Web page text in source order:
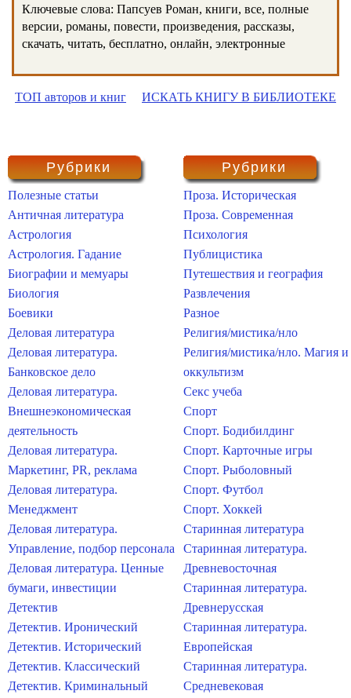
Ключевые слова: Папсуев Роман, книги, все, полные
версии, романы, повести, произведения, рассказы,
скачать, читать, бесплатно, онлайн, электронные
ТОП авторов и книг ИСКАТЬ КНИГУ В БИБЛИОТЕКЕ
Рубрики
Полезные статьи
Античная литература
Астрология
Астрология. Гадание
Биографии и мемуары
Биология
Боевики
Деловая литература
Деловая литература.
Банковское дело
Деловая литература.
Внешнеэкономическая
деятельность
Деловая литература.
Маркетинг, PR, реклама
Деловая литература.
Менеджмент
Деловая литература.
Управление, подбор персонала
Деловая литература. Ценные
бумаги, инвестиции
Детектив
Детектив. Иронический
Детектив. Исторический
Детектив. Классический
Детектив. Криминальный
Рубрики
Проза. Историческая
Проза. Современная
Психология
Публицистика
Путешествия и география
Развлечения
Разное
Религия/мистика/нло
Религия/мистика/нло. Магия и
оккультизм
Секс учеба
Спорт
Спорт. Бодибилдинг
Спорт. Карточные игры
Спорт. Рыболовный
Спорт. Футбол
Спорт. Хоккей
Старинная литература
Старинная литература.
Древневосточная
Старинная литература.
Древнерусская
Старинная литература.
Европейская
Старинная литература.
Средневековая